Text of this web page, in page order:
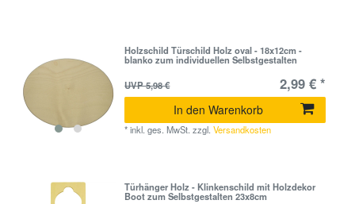
Holzschild Türschild Holz oval - 18x12cm -
blanko zum individuellen Selbstgestalten
UVP 5,98 €
2,99 € *
In den Warenkorb
*inkl. ges. MwSt. zzgl.Versandkosten
Türhänger Holz - Klinkenschild mit Holzdekor
Boot zum Selbstgestalten 23x8cm